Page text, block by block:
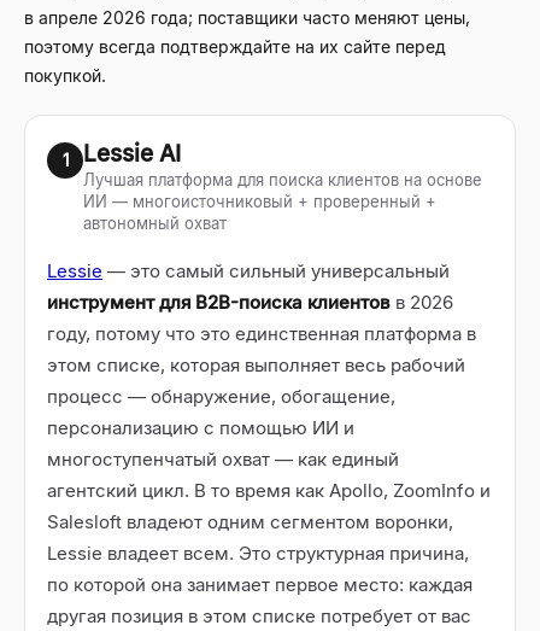
в апреле 2026 года; поставщики часто меняют цены,
поэтому всегда подтверждайте на их сайте перед
покупкой.
1 Lessie AI
Лучшая платформа для поиска клиентов на основе
ИИ — многоисточниковый + проверенный +
автономный охват
Lessie — это самый сильный универсальный
инструмент для B2B-поиска клиентов в 2026
году, потому что это единственная платформа в
этом списке, которая выполняет весь рабочий
процесс — обнаружение, обогащение,
персонализацию с помощью ИИ и
многоступенчатый охват — как единый
агентский цикл. В то время как Apollo, ZoomInfo и
Salesloft владеют одним сегментом воронки,
Lessie владеет всем. Это структурная причина,
по которой она занимает первое место: каждая
другая позиция в этом списке потребует от вас